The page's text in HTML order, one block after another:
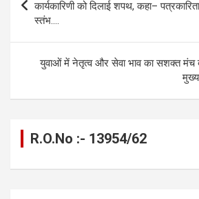
o
k
p
कार्यकारिणी को दिलाई शपथ, कहा–
स्तंभ….
युवाओं में नेतृत्व और सेवा भाव का सशक्त मंच
R.O.No :- 13954/62